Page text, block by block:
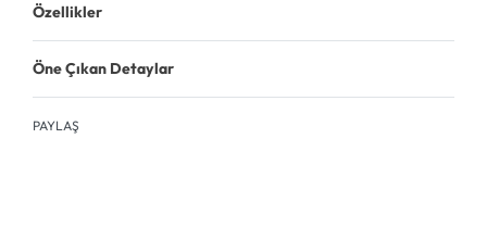
Özellikler
Öne Çıkan Detaylar
PAYLAŞ